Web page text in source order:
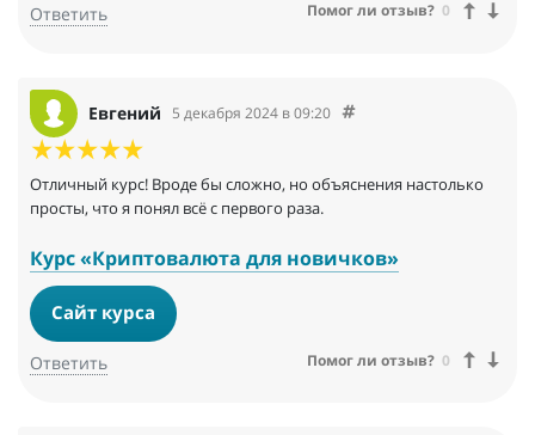
Ответить Помог ли отзыв? 0
Евгений 5 декабря 2024 в 09:20
Отличный курс! Вроде бы сложно, но объяснения настолько
просты, что я понял всё с первого раза.
Курс «Криптовалюта для новичков»
Сайт курса
Ответить Помог ли отзыв? 0